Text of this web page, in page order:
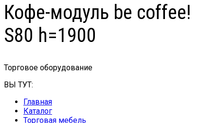
Кофе-модуль be coffee!
S80 h=1900
Торговое оборудование
ВЫ ТУТ:
Главная
Каталог
Торговая мебель